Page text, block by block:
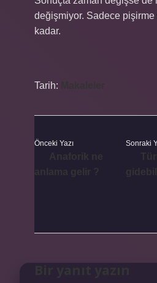
değişmiyor. Sadece pişirme
kadar.
Tarih:
Önceki Yazı Sonraki